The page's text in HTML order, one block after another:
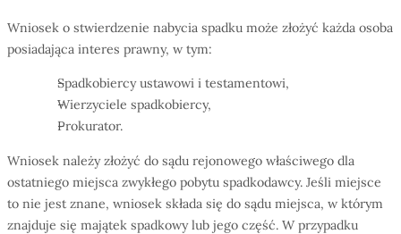
Wniosek o stwierdzenie nabycia spadku może złożyć każda osoba
posiadająca interes prawny, w tym:
Spadkobiercy ustawowi i testamentowi,
Wierzyciele spadkobiercy,
Prokurator.
Wniosek należy złożyć do sądu rejonowego właściwego dla
ostatniego miejsca zwykłego pobytu spadkodawcy. Jeśli miejsce
to nie jest znane, wniosek składa się do sądu miejsca, w którym
znajduje się majątek spadkowy lub jego część. W przypadku